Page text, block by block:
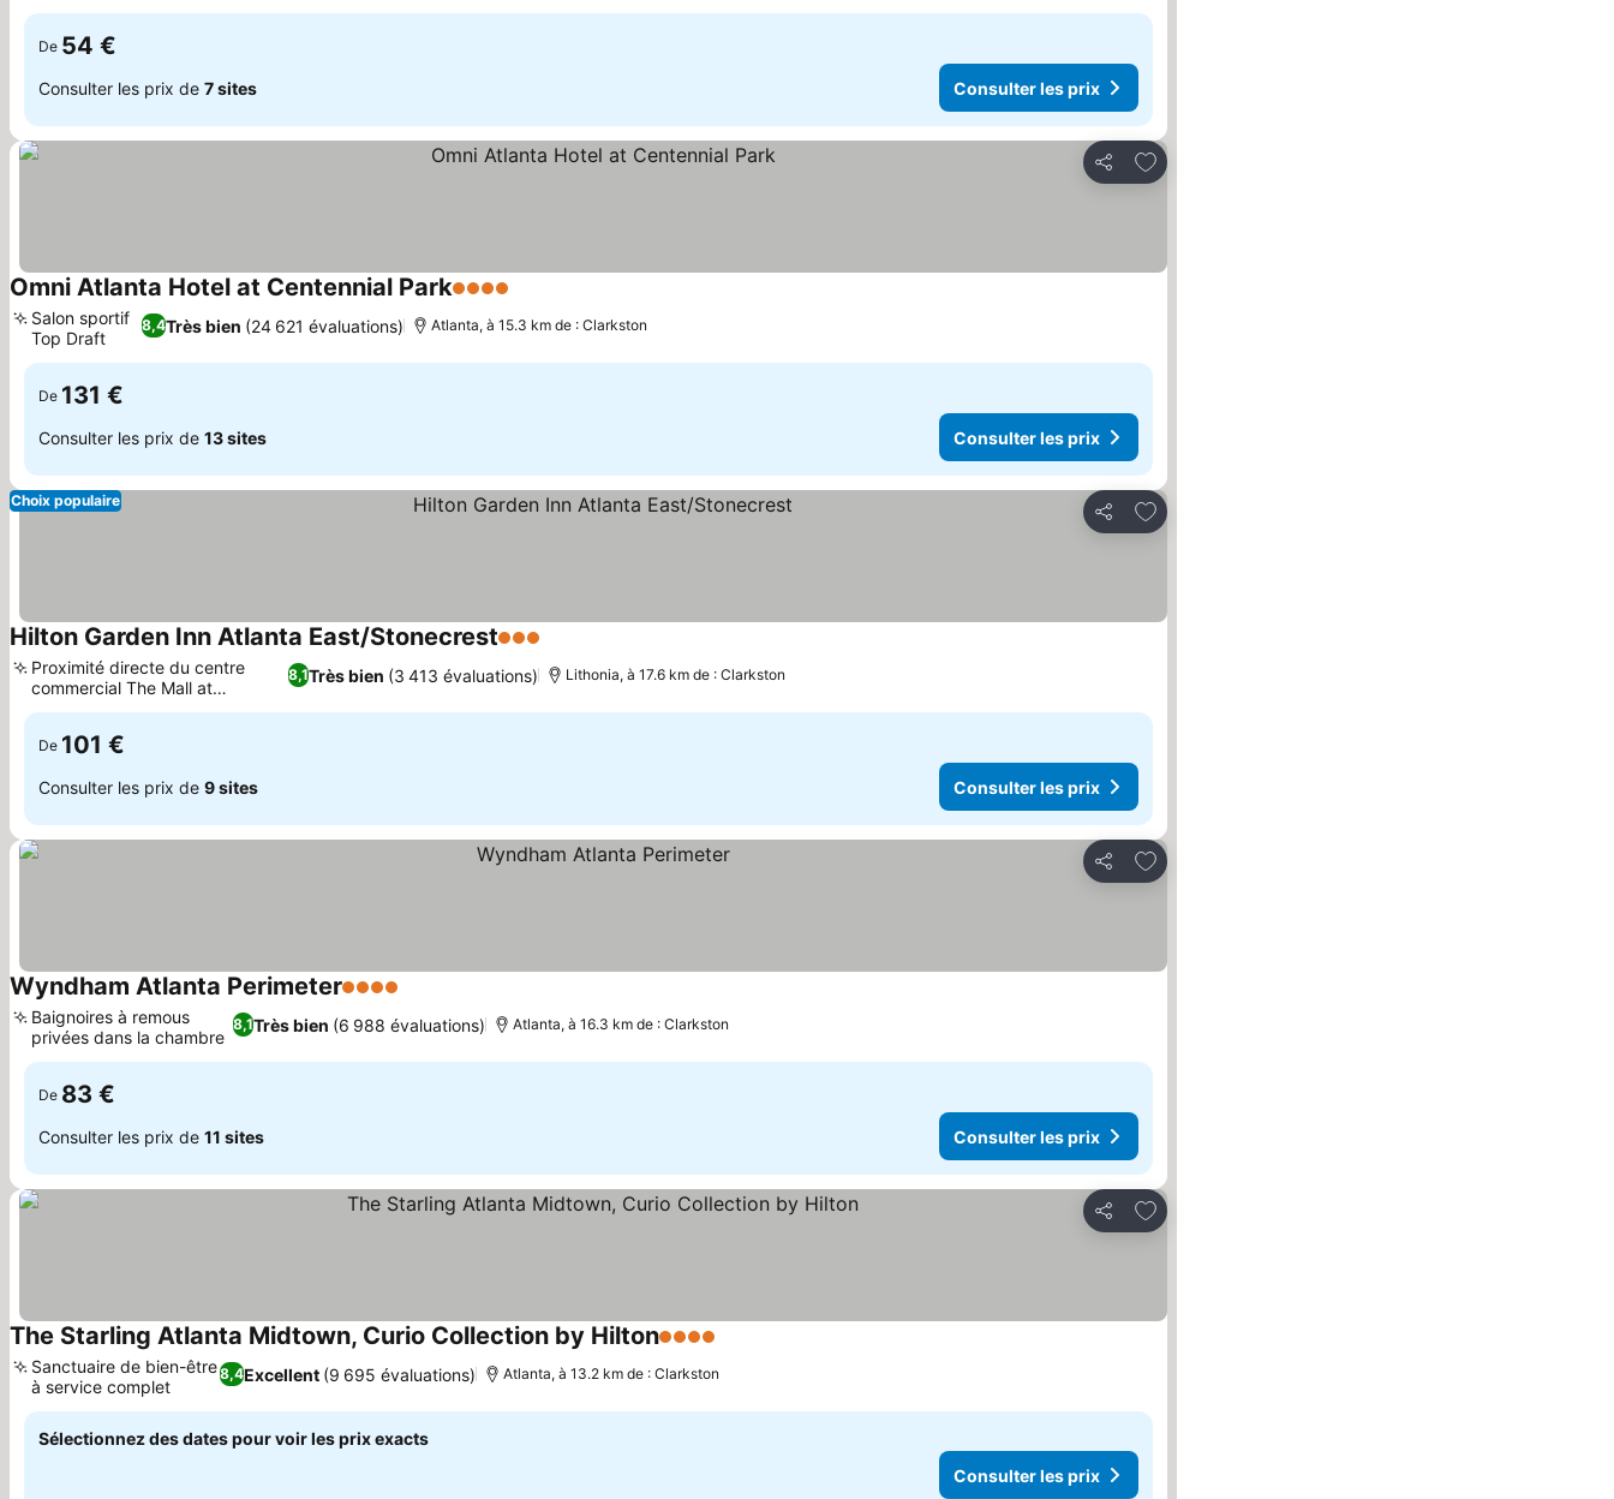
De 54 €
Consulter les prix de 7 sites Consulter les prix
Partager
Ajouter à mes favoris
Omni Atlanta Hotel at Centennial Park4 Étoiles
8,4Très bien (24 621 évaluations)
Salon sportif
Top Draft
Atlanta, à 15.3 km de : Clarkston
De 131 €
Consulter les prix de 13 sites Consulter les prix
Partager
Ajouter à mes favoris
Choix populaire
Hilton Garden Inn Atlanta East/Stonecrest3 Étoiles
8,1Très bien (3 413 évaluations)
Proximité directe du centre
commercial The Mall at
Stonecrest
Lithonia, à 17.6 km de : Clarkston
De 101 €
Consulter les prix de 9 sites Consulter les prix
Partager
Ajouter à mes favoris
Wyndham Atlanta Perimeter4 Étoiles
8,1Très bien (6 988 évaluations)
Baignoires à remous
privées dans la chambre
Atlanta, à 16.3 km de : Clarkston
De 83 €
Consulter les prix de 11 sites Consulter les prix
Partager
Ajouter à mes favoris
The Starling Atlanta Midtown, Curio Collection by Hilton4 Étoiles
8,4Excellent (9 695 évaluations)
Sanctuaire de bien-être
à service complet
Atlanta, à 13.2 km de : Clarkston
Sélectionnez des dates pour voir les prix exacts
Consulter les prix